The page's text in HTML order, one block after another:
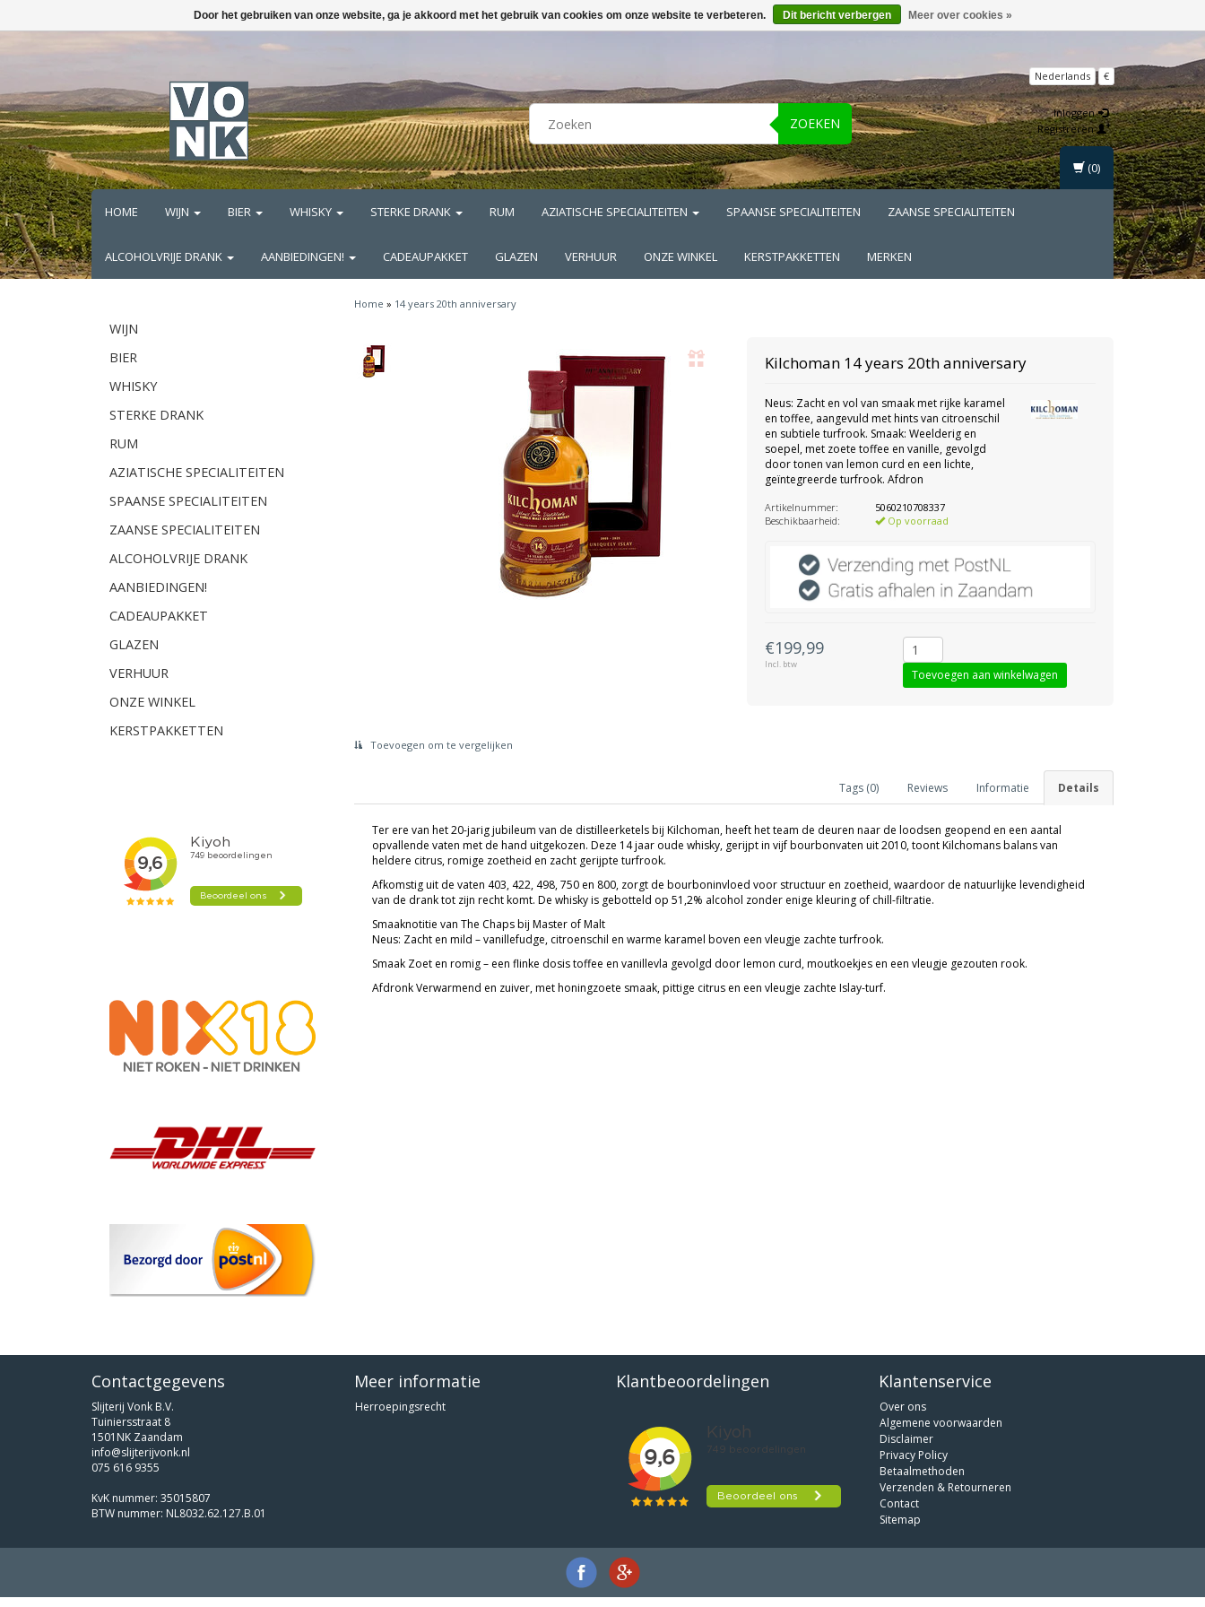
ZOEKEN
Nederlands €
Inloggen
Registreren
HOME WIJN BIER WHISKY STERKE DRANK RUM AZIATISCHE SPECIALITEITEN SPAANSE SPECIALITEITEN ZAANSE SPECIALITEITEN
ALCOHOLVRIJE DRANK AANBIEDINGEN! CADEAUPAKKET GLAZEN VERHUUR ONZE WINKEL KERSTPAKKETTEN MERKEN
(0)
WIJN
BIER
WHISKY
STERKE DRANK
RUM
AZIATISCHE SPECIALITEITEN
SPAANSE SPECIALITEITEN
ZAANSE SPECIALITEITEN
ALCOHOLVRIJE DRANK
AANBIEDINGEN!
CADEAUPAKKET
GLAZEN
VERHUUR
ONZE WINKEL
KERSTPAKKETTEN
Home » 14 years 20th anniversary
Kilchoman 14 years 20th anniversary
Neus: Zacht en vol van smaak met rijke karamel
en toffee, aangevuld met hints van citroenschil
en subtiele turfrook. Smaak: Weelderig en
soepel, met zoete toffee en vanille, gevolgd
door tonen van lemon curd en een lichte,
geïntegreerde turfrook. Afdron
Artikelnummer:
5060210708337
Beschikbaarheid:
Op voorraad
€199,99
Incl. btw
Toevoegen om te vergelijken
Details
Informatie
Reviews
Tags (0)
Ter ere van het 20-jarig jubileum van de distilleerketels bij Kilchoman, heeft het team de deuren naar de loodsen geopend en een aantal
opvallende vaten met de hand uitgekozen. Deze 14 jaar oude whisky, gerijpt in vijf bourbonvaten uit 2010, toont Kilchomans balans van
heldere citrus, romige zoetheid en zacht gerijpte turfrook.
Afkomstig uit de vaten 403, 422, 498, 750 en 800, zorgt de bourboninvloed voor structuur en zoetheid, waardoor de natuurlijke levendigheid
van de drank tot zijn recht komt. De whisky is gebotteld op 51,2% alcohol zonder enige kleuring of chill-filtratie.
Smaaknotitie van The Chaps bij Master of Malt
Neus: Zacht en mild – vanillefudge, citroenschil en warme karamel boven een vleugje zachte turfrook.
Smaak Zoet en romig – een flinke dosis toffee en vanillevla gevolgd door lemon curd, moutkoekjes en een vleugje gezouten rook.
Afdronk Verwarmend en zuiver, met honingzoete smaak, pittige citrus en een vleugje zachte Islay-turf.
Contactgegevens
Slijterij Vonk B.V.
Tuiniersstraat 8
1501NK Zaandam
info@slijterijvonk.nl
075 616 9355
KvK nummer: 35015807
BTW nummer: NL8032.62.127.B.01
Meer informatie
Herroepingsrecht
Klantbeoordelingen Klantenservice
Over ons
Algemene voorwaarden
Disclaimer
Privacy Policy
Betaalmethoden
Verzenden & Retourneren
Contact
Sitemap
Door het gebruiken van onze website, ga je akkoord met het gebruik van cookies om onze website te verbeteren. Dit bericht verbergen Meer over cookies »